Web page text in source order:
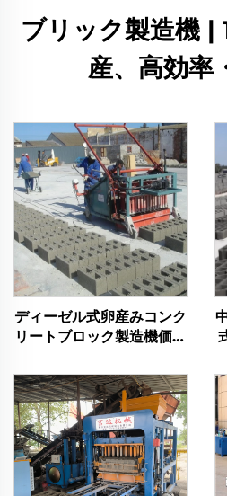
ブリック製造機 |
産、高効率
ディーゼル式卵産みコンク
リートブロック製造機価格
ロック成型機